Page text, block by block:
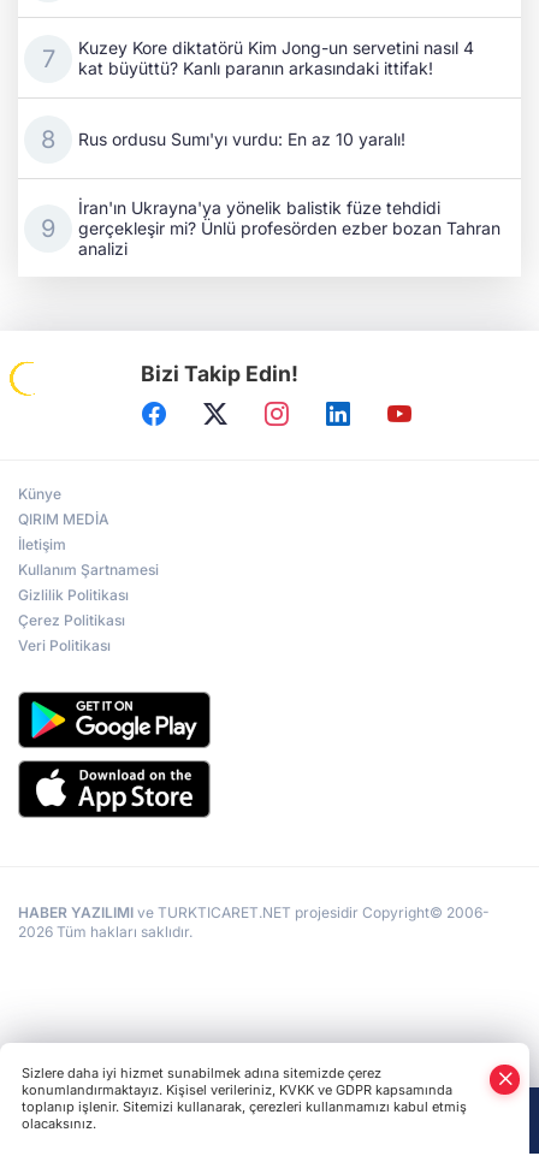
Kuzey Kore diktatörü Kim Jong-un servetini nasıl 4
kat büyüttü? Kanlı paranın arkasındaki ittifak!
Rus ordusu Sumı'yı vurdu: En az 10 yaralı!
İran'ın Ukrayna'ya yönelik balistik füze tehdidi
gerçekleşir mi? Ünlü profesörden ezber bozan Tahran
analizi
Bizi Takip Edin!
Künye
QIRIM MEDİA
İletişim
Kullanım Şartnamesi
Gizlilik Politikası
Çerez Politikası
Veri Politikası
HABER YAZILIMI ve TURKTICARET.NET projesidir Copyright© 2006-
2026 Tüm hakları saklıdır.
Sizlere daha iyi hizmet sunabilmek adına sitemizde çerez
konumlandırmaktayız. Kişisel verileriniz, KVKK ve GDPR kapsamında
toplanıp işlenir. Sitemizi kullanarak, çerezleri kullanmamızı kabul etmiş
olacaksınız.